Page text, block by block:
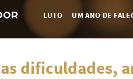
LUTO UM ANO DE
dificuldades,